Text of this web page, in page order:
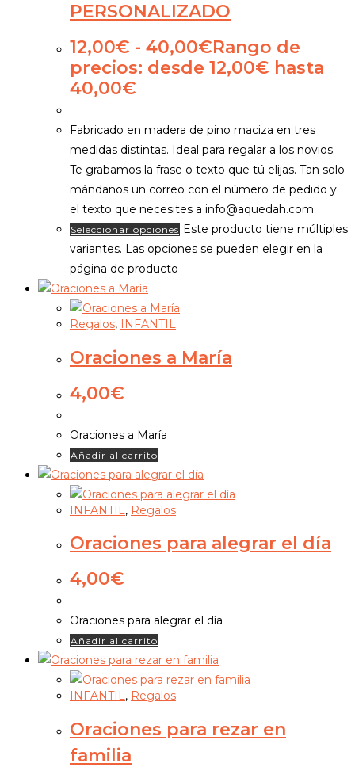
PERSONALIZADO
12,00€ - 40,00€Rango de
precios: desde 12,00€ hasta
40,00€
Fabricado en madera de pino maciza en tres
medidas distintas. Ideal para regalar a los novios.
Te grabamos la frase o texto que tú elijas. Tan solo
mándanos un correo con el número de pedido y
el texto que necesites a info@aquedah.com
Seleccionar opciones Este producto tiene múltiples
variantes. Las opciones se pueden elegir en la
página de producto
Regalos, INFANTIL
Oraciones a María
4,00€
Oraciones a María
Añadir al carrito
INFANTIL, Regalos
Oraciones para alegrar el día
4,00€
Oraciones para alegrar el día
Añadir al carrito
INFANTIL, Regalos
Oraciones para rezar en
familia